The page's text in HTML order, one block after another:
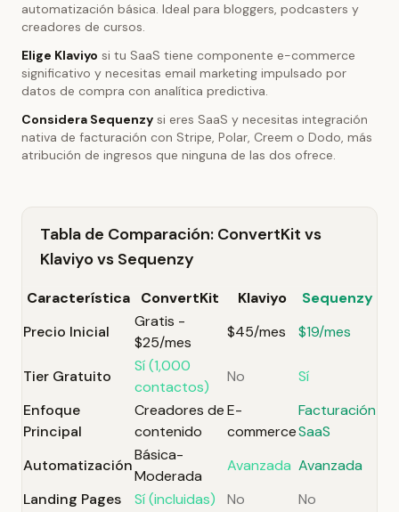
automatización básica. Ideal para bloggers, podcasters y
creadores de cursos.
Elige Klaviyo si tu SaaS tiene componente e-commerce
significativo y necesitas email marketing impulsado por
datos de compra con analítica predictiva.
Considera Sequenzy si eres SaaS y necesitas integración
nativa de facturación con Stripe, Polar, Creem o Dodo, más
atribución de ingresos que ninguna de las dos ofrece.
Tabla de Comparación: ConvertKit vs
Klaviyo vs Sequenzy
Característica ConvertKit Klaviyo
Sequenzy
Precio Inicial
Gratis -
$25/mes
$45/mes $19/mes
Tier Gratuito
Sí (1,000
contactos)
No
Sí
Enfoque
Principal
Creadores de
contenido
E-
commerce
Facturación
SaaS
Automatización
Básica-
Moderada
Avanzada Avanzada
Landing Pages
Sí (incluidas) No
No